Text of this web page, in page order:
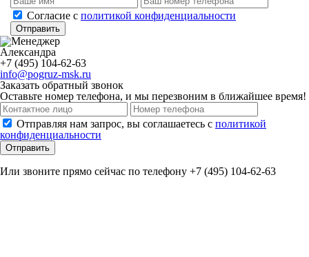
Cогласие с политикой конфиденциальности
Отправить
Александра
+7 (495) 104-62-63
info@pogruz-msk.ru
Заказать обратный звонок
Оставьте номер телефона, и мы перезвоним в ближайшее время!
Отправляя нам запрос, вы соглашаетесь с политикой
конфиденциальности
Отправить
Или звоните прямо сейчас по телефону +7 (495) 104-62-63